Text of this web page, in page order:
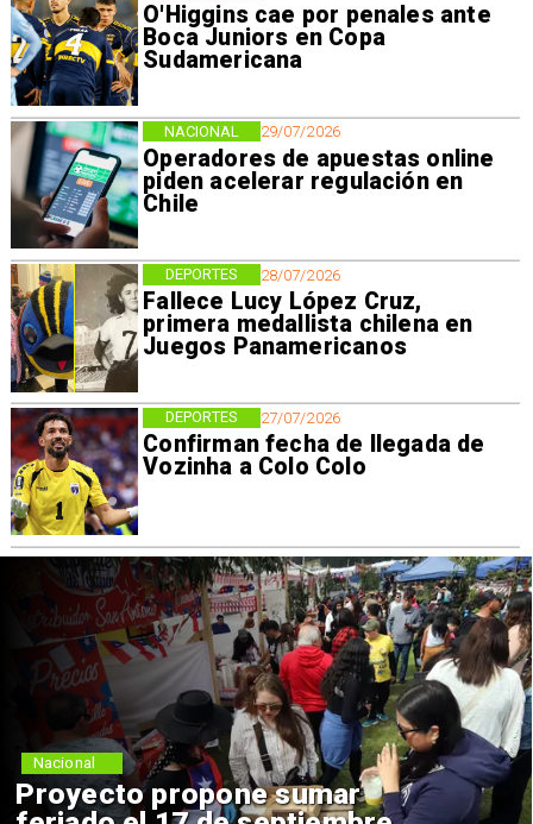
O'Higgins cae por penales ante
Boca Juniors en Copa
Sudamericana
29/07/2026
Operadores de apuestas online
piden acelerar regulación en
Chile
NACIONAL
28/07/2026
Fallece Lucy López Cruz,
primera medallista chilena en
Juegos Panamericanos
DEPORTES
27/07/2026
Confirman fecha de llegada de
Vozinha a Colo Colo
DEPORTES
Proyecto propone sumar
Nacional